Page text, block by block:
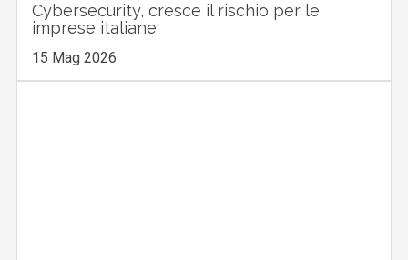
Cybersecurity, cresce il rischio per le
imprese italiane
15 Mag 2026